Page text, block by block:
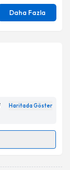
Daha Fazla
Haritada Göster